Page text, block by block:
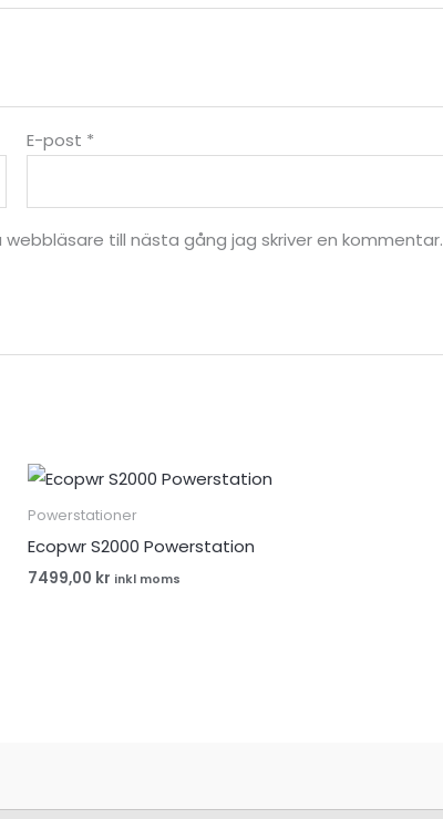
E-post *
till nästa gång jag skriver en kommentar.
Powerstationer
Ecopwr S2000 Powerstation
7499,00 kr inkl moms